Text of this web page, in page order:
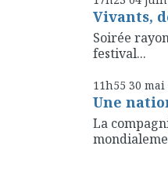
Vivants,
Soirée
festival...
11h55 30 mai
Une
La